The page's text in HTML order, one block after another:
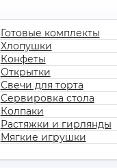
Готовые комплекты
Хлопушки
Конфеты
Открытки
Свечи для торта
Сервировка стола
Колпаки
Растяжки и гирлянды
Мягкие игрушки